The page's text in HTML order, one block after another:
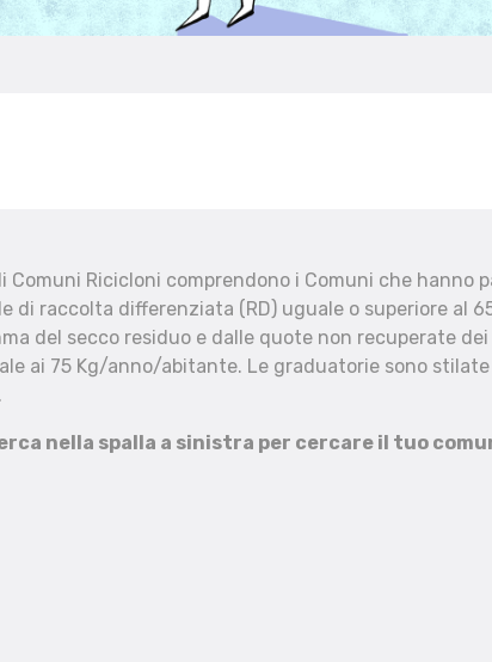
Comuni Ricicloni comprendono i Comuni che hanno
di raccolta differenziata (RD) uguale o superiore al
del secco residuo e dalle quote non recuperate
ai 75 Kg/anno/abitante. Le graduatorie sono
nella spalla a sinistra per cercare il tuo